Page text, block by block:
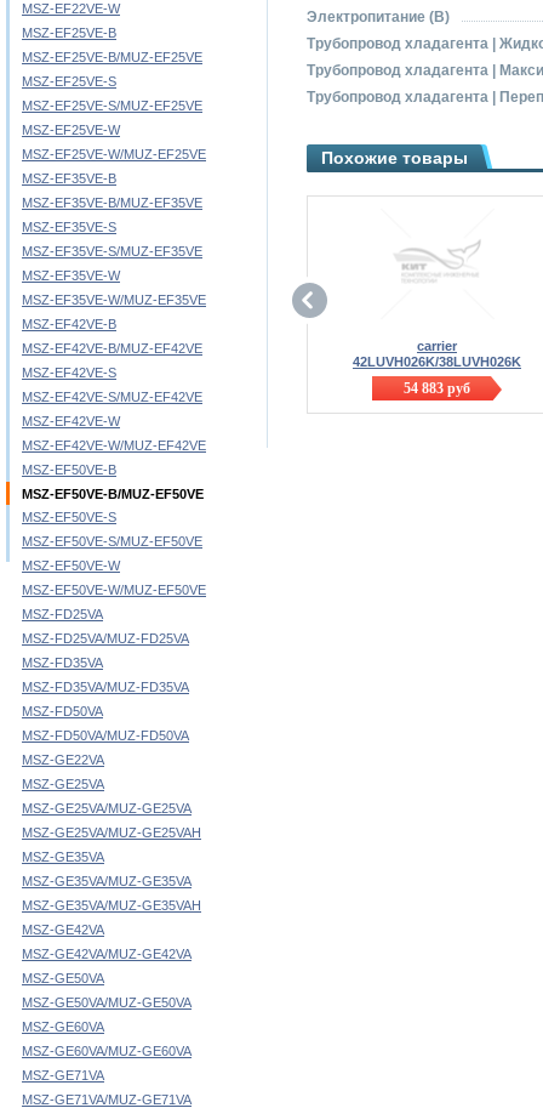
Электропитание (В)
Трубопровод хладагента |
Трубопровод хладагента |
Трубопровод хладагента |
Похожие товары
carrier
42LUVH026K/38LUVH026K
54 883 руб
MSZ-EF22VE-W
MSZ-EF25VE-B
MSZ-EF25VE-B/MUZ-EF25VE
MSZ-EF25VE-S
MSZ-EF25VE-S/MUZ-EF25VE
MSZ-EF25VE-W
MSZ-EF25VE-W/MUZ-EF25VE
MSZ-EF35VE-B
MSZ-EF35VE-B/MUZ-EF35VE
MSZ-EF35VE-S
MSZ-EF35VE-S/MUZ-EF35VE
MSZ-EF35VE-W
MSZ-EF35VE-W/MUZ-EF35VE
MSZ-EF42VE-B
MSZ-EF42VE-B/MUZ-EF42VE
MSZ-EF42VE-S
MSZ-EF42VE-S/MUZ-EF42VE
MSZ-EF42VE-W
MSZ-EF42VE-W/MUZ-EF42VE
MSZ-EF50VE-B
MSZ-EF50VE-B/MUZ-EF50VE
MSZ-EF50VE-S
MSZ-EF50VE-S/MUZ-EF50VE
MSZ-EF50VE-W
MSZ-EF50VE-W/MUZ-EF50VE
MSZ-FD25VA
MSZ-FD25VA/MUZ-FD25VA
MSZ-FD35VA
MSZ-FD35VA/MUZ-FD35VA
MSZ-FD50VA
MSZ-FD50VA/MUZ-FD50VA
MSZ-GE22VA
MSZ-GE25VA
MSZ-GE25VA/MUZ-GE25VA
MSZ-GE25VA/MUZ-GE25VAH
MSZ-GE35VA
MSZ-GE35VA/MUZ-GE35VA
MSZ-GE35VA/MUZ-GE35VAH
MSZ-GE42VA
MSZ-GE42VA/MUZ-GE42VA
MSZ-GE50VA
MSZ-GE50VA/MUZ-GE50VA
MSZ-GE60VA
MSZ-GE60VA/MUZ-GE60VA
MSZ-GE71VA
MSZ-GE71VA/MUZ-GE71VA